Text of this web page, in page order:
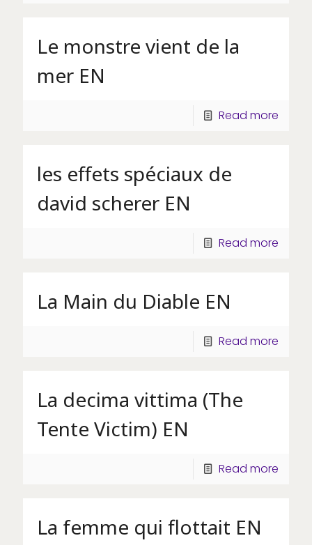
Le monstre vient de la
mer EN
Read more
les effets spéciaux de
david scherer EN
Read more
La Main du Diable EN
Read more
La decima vittima (The
Tente Victim) EN
Read more
La femme qui flottait EN